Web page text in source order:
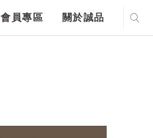
會員專區 關於誠品